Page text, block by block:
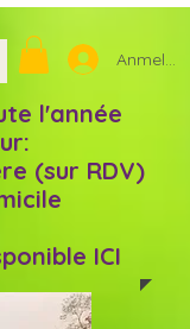
Anmelden
l'année
(sur RDV)
ICI